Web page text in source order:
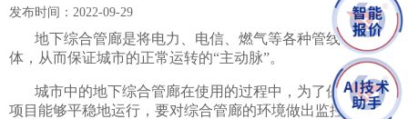
发布时间：2022-09-29
地下综合管廊是将电力、电信、燃气等各种管线集于一
体，从而保证城市的正常运转的“主动脉”。
城市中的地下综合管廊在使用的过程中，为了保证所有的
项目能够平稳地运行，要对综合管廊的环境做出监控，即建